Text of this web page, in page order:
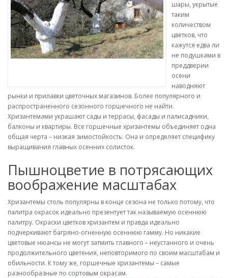
шары, укрытые
таким
количеством
цветков, что
кажутся едва ли
не подушками в
преддверии
осени
наводняют
рынки и прилавки цветочных магазинов. Более популярного и
распространенного сезонного горшечного не найти.
Хризантемами украшают сады и террасы, фасады и палисадники,
балконы и квартиры. Все горшечные хризантемы объединяет одна
общая черта – низкая зимостойкость. Она и определяет специфику
выращивания главных осенних солисток.
Пышноцветие в потрясающих
воображение масштабах
Хризантемы столь популярны в конце сезона не только потому, что
палитра окрасок идеально презентует так называемую осеннюю
палитру. Окраски цветков хризантем и правда идеально
подчеркивают багряно-огненную осеннюю гамму. Но никакие
цветовые нюансы не могут затмить главного – неустанного и очень
продолжительного цветения, неповторимого по своим масштабам и
обильности. К тому же, горшечные хризантемы – самые
разнообразные по сортовым окрасам.